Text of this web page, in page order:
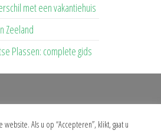
met een vakantiehuis
Zeeland
Plassen: complete gids
een overzicht van alle watervilla’s
Als u op “Accepteren”, klikt, gaat u